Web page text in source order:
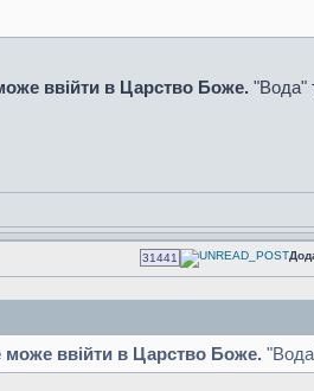
ввійти в Царство Боже. "Вода"
31441
може ввійти в Царство Боже.